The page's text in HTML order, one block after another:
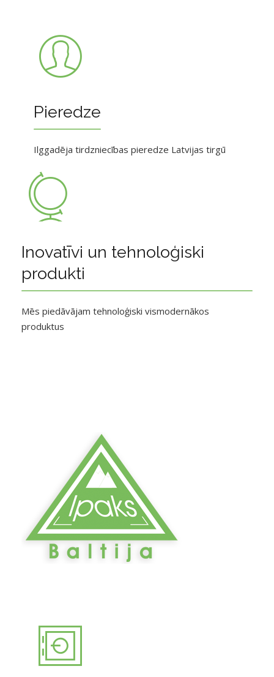
Pieredze
Ilggadēja tirdzniecības pieredze Latvijas tirgū
Inovatīvi un tehnoloģiski
produkti
Mēs piedāvājam tehnoloģiski vismodernākos
produktus